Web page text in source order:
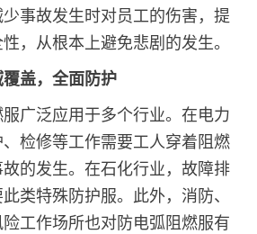
事故发生时对员工的伤害，提
，从根本上避免悲剧的发生。
盖，全面防护
广泛应用于多个行业。在电力
检修等工作需要工人穿着阻燃
的发生。在石化行业，故障排
类特殊防护服。此外，消防、
工作场所也对防电弧阻燃服有